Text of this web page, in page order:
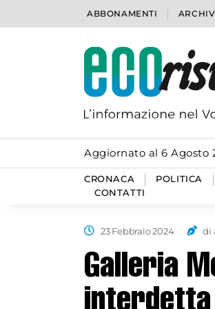
ABBONAMENTI
Aggiornato al 6 Agosto
CRONACA POLITICA
CONTATTI
23 Febbraio 2024 di
Galleria